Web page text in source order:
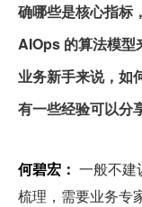
确哪些是核心指标
AIOps 的算法模型
业务新手来说，如
有一些经验可以分
何碧宏： 一般不建
梳理，需要业务专